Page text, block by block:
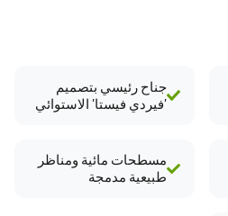
جناح رئيسي بتصميم
'فيردي فيستا' الاستوائي
مسطحات مائية ومناظر
طبيعية مدمجة